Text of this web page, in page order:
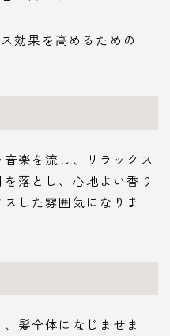
効果を高めるための
楽を流し、リラックス
落とし、心地よい香り
した雰囲気になりま
髪全体になじませま